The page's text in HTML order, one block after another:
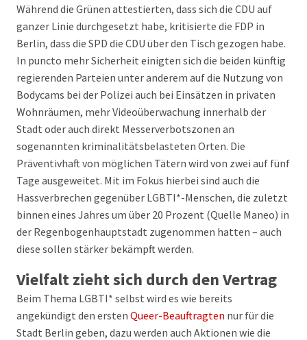
Während die Grünen attestierten, dass sich die CDU auf
ganzer Linie durchgesetzt habe, kritisierte die FDP in
Berlin, dass die SPD die CDU über den Tisch gezogen habe.
In puncto mehr Sicherheit einigten sich die beiden künftig
regierenden Parteien unter anderem auf die Nutzung von
Bodycams bei der Polizei auch bei Einsätzen in privaten
Wohnräumen, mehr Videoüberwachung innerhalb der
Stadt oder auch direkt Messerverbotszonen an
sogenannten kriminalitätsbelasteten Orten. Die
Präventivhaft von möglichen Tätern wird von zwei auf fünf
Tage ausgeweitet. Mit im Fokus hierbei sind auch die
Hassverbrechen gegenüber LGBTI*-Menschen, die zuletzt
binnen eines Jahres um über 20 Prozent (Quelle Maneo) in
der Regenbogenhauptstadt zugenommen hatten – auch
diese sollen stärker bekämpft werden.
Vielfalt zieht sich durch den Vertrag
Beim Thema LGBTI* selbst wird es wie bereits
angekündigt den ersten Queer-Beauftragten nur für die
Stadt Berlin geben, dazu werden auch Aktionen wie die